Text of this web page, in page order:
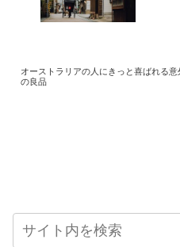
オーストラリアの人にきっと喜ばれる意
の良品